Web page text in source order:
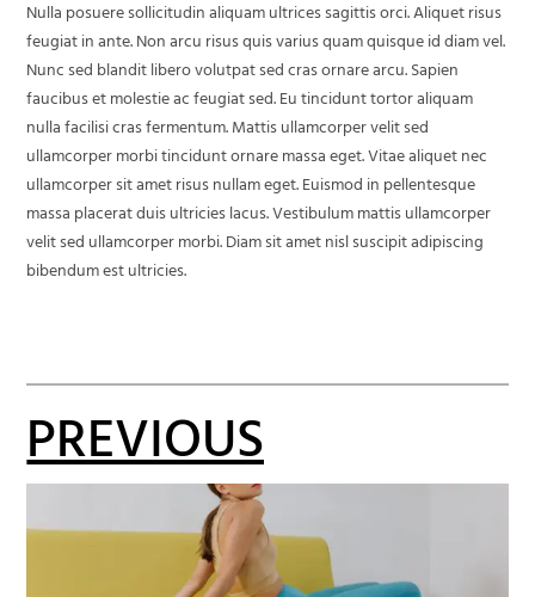
Nulla posuere sollicitudin aliquam ultrices sagittis orci. Aliquet risus
feugiat in ante. Non arcu risus quis varius quam quisque id diam vel.
Nunc sed blandit libero volutpat sed cras ornare arcu. Sapien
faucibus et molestie ac feugiat sed. Eu tincidunt tortor aliquam
nulla facilisi cras fermentum. Mattis ullamcorper velit sed
ullamcorper morbi tincidunt ornare massa eget. Vitae aliquet nec
ullamcorper sit amet risus nullam eget. Euismod in pellentesque
massa placerat duis ultricies lacus. Vestibulum mattis ullamcorper
velit sed ullamcorper morbi. Diam sit amet nisl suscipit adipiscing
bibendum est ultricies.
PREVIOUS